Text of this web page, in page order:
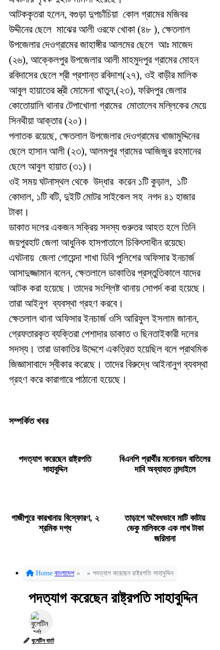
আটককৃতরা হলেন, বগুড়া দুপচাঁচিয়া কোল গ্রামের মজিবর
উদ্দীনের ছেলে মাঝের আলী ওরফে খোকা (৪৮ ), ক্ষেতলাল
উপজেলার দেওগ্রামের জাহাঙ্গীর আলমের ছেলে আঃ মাজেদ
(২৬), আক্কেলপুর উপজেলার আলী মাহমুদপুর গ্রামের মোহন
রবিদাসের ছেলে শ্রী প্রশান্ত রবিদাশ(২৭), ওই বাড়ীর মালিক
আবুল হায়াতের স্ত্রী মোমেনা খাতুন,(২৩), ফরিদপুর জেলার
কোতোয়ালি থানার টেপাখোলা গ্রামের মোতালেব মল্লিকের মেয়ে
সিনথীয়া আক্তার (২০)।
পলাতক রয়েছে, ক্ষেতলাল উপজেলার দেওগ্রামের খাজামুদ্দিনের
ছেলে হাসান আলী (২৩), আলমপুর গ্রামের আজিজুর রহমানের
ছেলে আবুল হায়াত (৩১)।
ওই সময় ঘটনাস্থল থেকে উদ্ধার করেন ১টি কুড়াল, ১টি
কোদাল, ১টি বটি, দুইটি মোটর সাইকেল সহ নগদ ৪১ হাজার
টাকা।
ডাকাত দলের একজন সক্রিয় সদস্য গুরুতর আহত হলে তিনি
জয়পুরহাট জেলা আধুনিক হাসপাতালে চিকিৎসাধীন রয়েছে৷
এঘটনায় জেলা গোয়েন্দা শাখা ডিবি পুলিশের অফিসার ইনচার্জ
আসাদুজ্জামান বলেন, ক্ষেতলালে ডাকাতির প্রস্তুতিকালে যাদের
আটক করা হয়েছে। তাদের সংশ্লিষ্ট থানায় সোপর্দ করা হয়েছে।
তারা আইনুগ ব্যবস্থা গ্রহণ করবে।
ক্ষেতলাল থানা অফিসার ইনচার্জ ওসি আরিফুল ইসলাম জানান,
গ্রেফতারকৃত ব্যক্তিরা পেশাদার ডাকাত ও ছিনতাইকারী দলের
সদস্য। তারা ডাকাতির উদ্দেশে একত্রিত হয়েছিল বলে প্রাথমিক
জিজ্ঞাসাবাদে স্বীকার করেছে। তাদের বিরুদ্ধে আইনানুগ ব্যবস্থা
গ্রহণ করে কারাগারে পাঠানো হয়েছে।
সম্পর্কিত খবর
পদত্যাগ করেছেন রাষ্ট্রপতি
সাহাবুদ্দিন
বিএনপি প্রার্থীর মনোনয়ন বাতিলের
দাবি অব্যাহত নান্দাইলে
গাজীপুরে কারখানায় বিস্ফোরণ, ২
শ্রমিক দগ্ধ
তাড়াশে অবৈধভাবে মাটি কাটায়
ভেকু মালিককে এক লাখ টাকা
জরিমানা
Home বাংলাদেশ » » পদত্যাগ করেছেন রাষ্ট্রপতি সাহাবুদ্দিন
পদত্যাগ করেছেন রাষ্ট্রপতি সাহাবুদ্দিন
বুলেটিন বার্তা